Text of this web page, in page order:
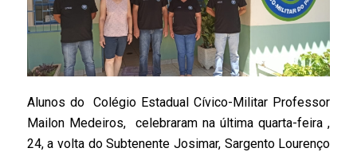
Alunos do Colégio Estadual Cívico-Militar Professor
Mailon Medeiros, celebraram na última quarta-feira ,
24, a volta do Subtenente Josimar, Sargento Lourenço